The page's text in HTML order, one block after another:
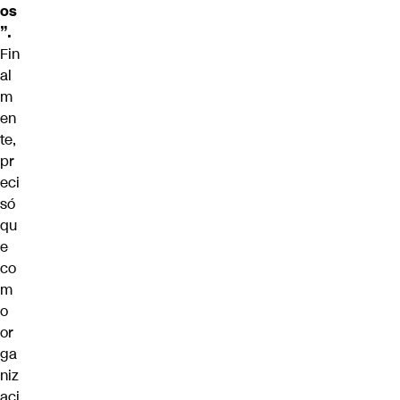
os
”.
Fin
al
m
en
te,
pr
eci
só
qu
e
co
m
o
or
ga
niz